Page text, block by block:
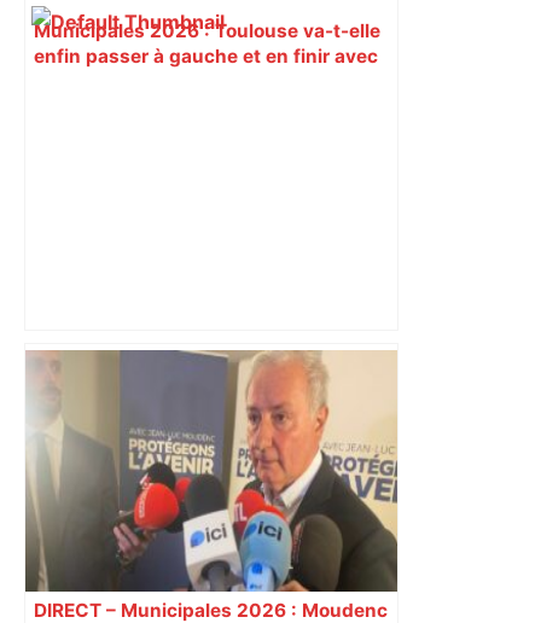
Municipales 2026 : Toulouse va-t-elle
enfin passer à gauche et en finir avec
Après la fusion avec la liste PS
Toulouse, le candidat LFI salue "une
dynamique qui nous oblige à la
responsabilité" – Franceinfo
DIRECT – Municipales 2026 : Moudenc